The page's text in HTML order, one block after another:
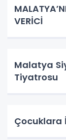
VERİCİ
Malatya
Tiyatrosu
Çocuklara